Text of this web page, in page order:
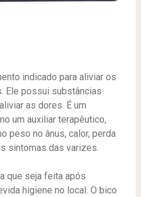
indicado para aliviar os
Ele possui substâncias
as dores. É um
um auxiliar terapêutico,
peso no ânus, calor, perda
sintomas das varizes.
que seja feita após
higiene no local. O bico